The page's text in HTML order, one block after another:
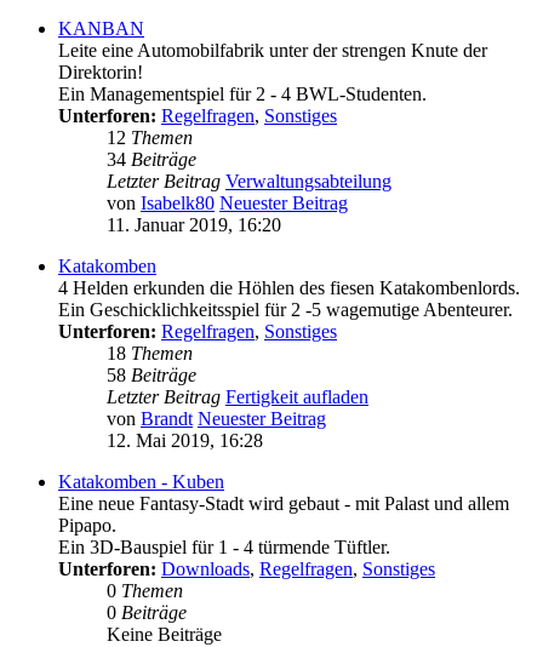
KANBAN
Leite eine Automobilfabrik unter der strengen Knute der
Direktorin!
Ein Managementspiel für 2 - 4 BWL-Studenten.
Unterforen: Regelfragen, Sonstiges
12 Themen
34 Beiträge
Letzter Beitrag Verwaltungsabteilung
von Isabelk80 Neuester Beitrag
11. Januar 2019, 16:20
Katakomben
4 Helden erkunden die Höhlen des fiesen Katakombenlords.
Ein Geschicklichkeitsspiel für 2 -5 wagemutige Abenteurer.
Unterforen: Regelfragen, Sonstiges
18 Themen
58 Beiträge
Letzter Beitrag Fertigkeit aufladen
von Brandt Neuester Beitrag
12. Mai 2019, 16:28
Katakomben - Kuben
Eine neue Fantasy-Stadt wird gebaut - mit Palast und allem
Pipapo.
Ein 3D-Bauspiel für 1 - 4 türmende Tüftler.
Unterforen: Downloads, Regelfragen, Sonstiges
0 Themen
0 Beiträge
Keine Beiträge